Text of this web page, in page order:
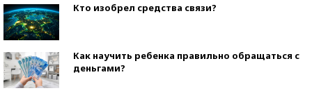
Кто изобрел средства связи?
Как научить ребенка правильно обращаться с
деньгами?